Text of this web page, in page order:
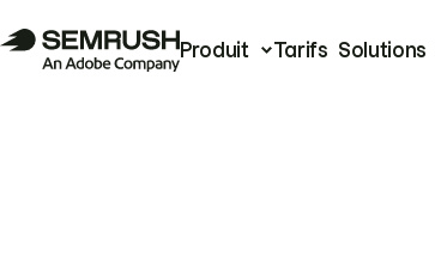
Produit Tarifs Solutions